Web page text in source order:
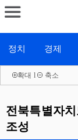
정치 경제
확대 l 축소
전북특별자
조성